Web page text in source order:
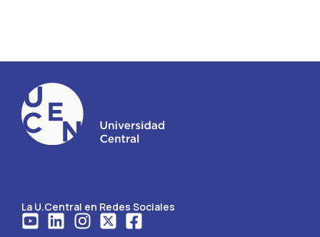
La U.Central en Redes Sociales